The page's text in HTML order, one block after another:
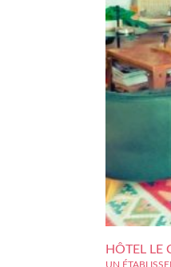
HÔTEL LE
UN